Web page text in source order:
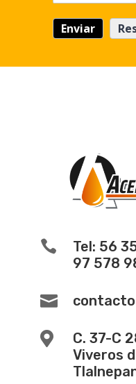

Tel: 56
97 578


C. 37-C
Viveros